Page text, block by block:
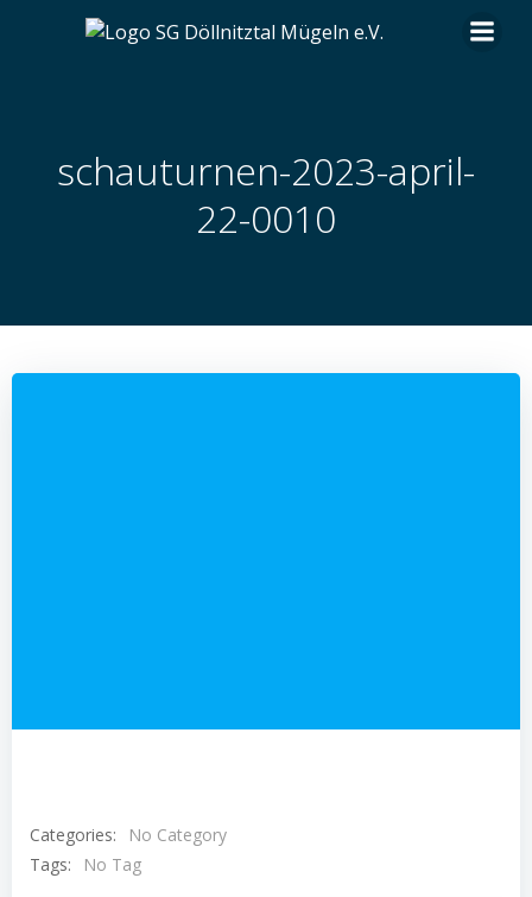
Inhalt
schauturnen-2023-april-
22-0010
Categories:
No Category
Tags:
No Tag